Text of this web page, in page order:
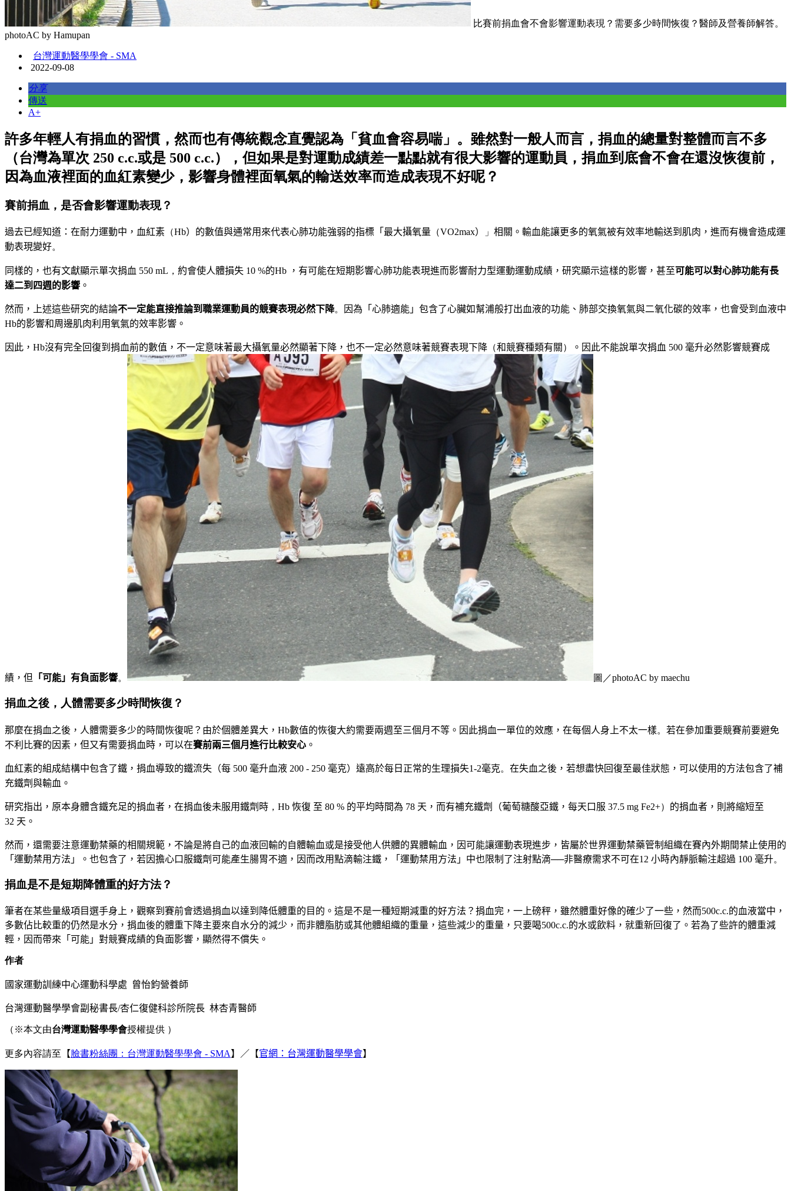
比賽前捐血會不會影響運動表現？需要多少時間恢復？醫師及營養師解答。
photoAC by Hamupan
台灣運動醫學學會 - SMA
2022-09-08
分享
傳送
A+
許多年輕人有捐血的習慣，然而也有傳統觀念直覺認為「貧血會容易喘」。雖然對一般人而言，捐血的總量對整體而言不多
（台灣為單次 250 c.c.或是 500 c.c.），但如果是對運動成績差一點點就有很大影響的運動員，捐血到底會不會在還沒恢復前，
因為血液裡面的血紅素變少，影響身體裡面氧氣的輸送效率而造成表現不好呢？
賽前捐血，是否會影響運動表現？
過去已經知道：在耐力運動中，血紅素 （Hb）的數值與通常用來代表心肺功能強弱的指標「最大攝氧量 （VO2max） 」 相關。輸血能讓更多的氧氣被有效率地輸送到肌肉，進而有機會造成運
動表現變好。
同樣的，也有文獻顯示單次捐血 550 mL， 約會使人體損失 10 %的Hb ，有可能在短期影響心肺功能表現進而影響耐力型運動運動成績，研究顯示這樣的影響，甚至可能可以對心肺功能有長
達二到四週的影響 。
然而，上述這些研究的結論不一定能直接推論到職業運動員的競賽表現必然下降。
因為「心肺適能」包含了心臟如幫浦般打出血液的功能、肺部交換氧氣與二氧化碳的效率，也會受到血液中
Hb的影響和周邊肌肉利用氧氣的效率影響。
因此， Hb沒有完全回復到捐血前的數值，不一定意味著最大攝氧量必然顯著下降，也不一定必然意味著競賽表現下降 （和競賽種類有關 ） 。因此不能說單次捐血 500 毫升必然影響競賽成
績，但 「可能」有負面影響。 圖／photoAC by maechu
捐血之後，人體需要多少時間恢復？
那麼在捐血之後，人體需要多少的時間恢復呢？由於個體差異大， Hb數值的恢復大約需要兩週至三個月不等。因此捐血一單位的效應，在每個人身上不太一樣。 若在參加重要競賽前要避免
不利比賽的因素，但又有需要捐血時，可以在賽前兩三個月進行比較安心 。
血紅素的組成結構中包含了鐵，捐血導致的鐵流失（每 500 毫升血液 200 - 250 毫克）遠高於每日正常的生理損失1-2毫克。 在失血之後，若想盡快回復至最佳狀態，可以使用的方法包含了補
充鐵劑與輸血。
研究指出，原本身體含鐵充足的捐血者，在捐血後未服用鐵劑時 ，Hb 恢復 至 80 % 的平均時間為 78 天，而有補充鐵劑（葡萄糖酸亞鐵，每天口服 37.5 mg Fe2+） 的捐血者， 則將縮短至
32 天。
然而，還需要注意運動禁藥的相關規範，不論是將自己的血液回輸的自體輸血或是接受他人供體的異體輸血，因可能讓運動表現進步，皆屬於世界運動禁藥管制組織在賽內外期間禁止使用的
「運動禁用方法」。也包含了，若因擔心口服鐵劑可能產生腸胃不適，因而改用點滴輸注鐵，「運動禁用方法」中也限制了注射點滴──非醫療需求不可在12 小時內靜脈輸注超過 100 毫升。
捐血是不是短期降體重的好方法？
筆者在某些量級項目選手身上，觀察到賽前會透過捐血以達到降低體重的目的。這是不是一種短期減重的好方法？捐血完，一上磅秤，雖然體重好像的確少了一些，然而500c.c.的血液當中，
多數佔比較重的仍然是水分，捐血後的體重下降主要來自水分的減少，而非體脂肪或其他體組織的重量，這些減少的重量，只要喝500c.c.的水或飲料，就重新回復了。 若為了些許的體重減
輕，因而帶來 「可能」對競賽成績的負面影響，顯然得不償失。
作者
國家運動訓練中心運動科學處 曾怡鈞營養師
台灣運動醫學學會副秘書長/杏仁復健科診所院長 林杏青醫師
（※本文由台灣運動醫學學會授權提供 ）
更多內容請至 【臉書粉絲團：台灣運動醫學學會 - SMA】 ／ 【官網：台灣運動醫學學會】